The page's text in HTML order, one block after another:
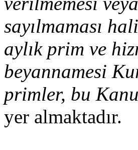
sayılmaması
aylık prim ve
beyannamesi
primler, bu
yer almaktadır.